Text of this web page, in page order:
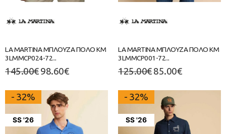
LA MARTINA ΜΠΛΟΥΖΑ ΠΟΛΟ ΚΜ
3LMMCP024-72...
145.00€ 98.60€
LA MARTINA ΜΠΛΟΥΖΑ ΠΟΛΟ ΚΜ
3LMMCP001-72...
125.00€ 85.00€
SS '26
- 32%
SS '26
- 32%